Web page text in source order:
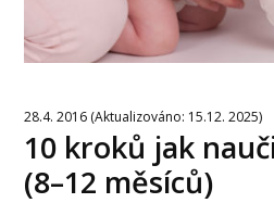
28.4. 2016 (Aktualizováno: 15.12. 2025)
10 kroků jak
(8–12 měsíců)